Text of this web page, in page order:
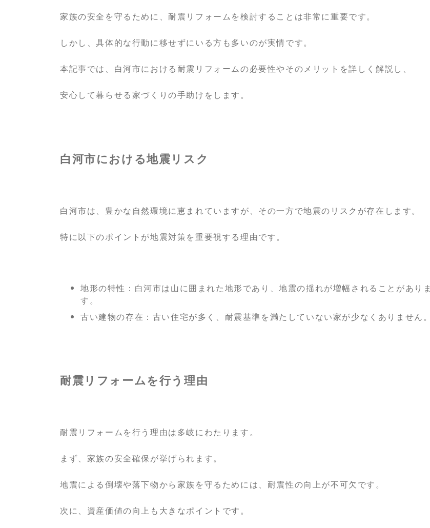
家族の安全を守るために、耐震リフォームを検討することは非常に重要です。
しかし、具体的な行動に移せずにいる方も多いのが実情です。
本記事では、白河市における耐震リフォームの必要性やそのメリットを詳しく解説し、
安心して暮らせる家づくりの手助けをします。
白河市における地震リスク
白河市は、豊かな自然環境に恵まれていますが、その一方で地震のリスクが存在します。
特に以下のポイントが地震対策を重要視する理由です。
地形の特性：白河市は山に囲まれた地形であり、地震の揺れが増幅されることがありま
す。
古い建物の存在：古い住宅が多く、耐震基準を満たしていない家が少なくありません。
耐震リフォームを行う理由
耐震リフォームを行う理由は多岐にわたります。
まず、家族の安全確保が挙げられます。
地震による倒壊や落下物から家族を守るためには、耐震性の向上が不可欠です。
次に、資産価値の向上も大きなポイントです。